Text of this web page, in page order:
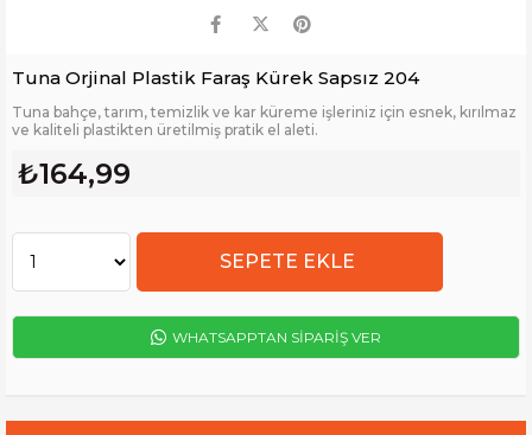
Tuna Orjinal Plastik Faraş Kürek Sapsız 204
Tuna bahçe, tarım, temizlik ve kar küreme işleriniz için esnek, kırılmaz
ve kaliteli plastikten üretilmiş pratik el aleti.
₺164,99
WHATSAPPTAN SİPARİŞ VER